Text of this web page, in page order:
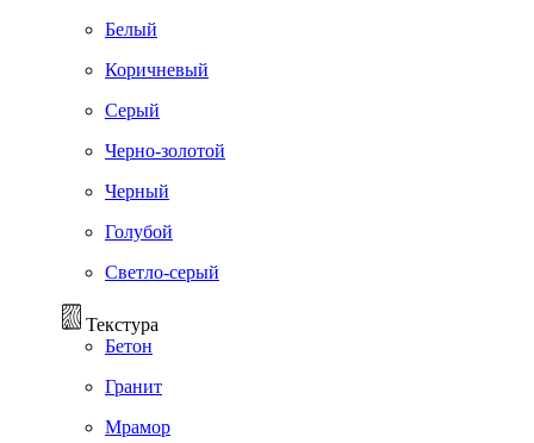
Белый
Коричневый
Серый
Черно-золотой
Черный
Голубой
Светло-серый
Текстура
Бетон
Гранит
Мрамор